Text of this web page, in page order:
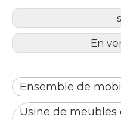
En
Ensemble de
Usine de meubles